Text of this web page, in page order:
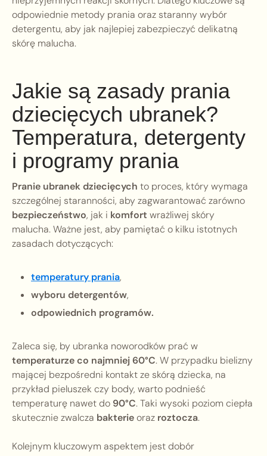
odpowiednie metody prania oraz staranny wybór
detergentu, aby jak najlepiej zabezpieczyć delikatną
skórę malucha.
Jakie są zasady prania
dziecięcych ubranek?
Temperatura, detergenty
i programy prania
Pranie ubranek dziecięcych to proces, który wymaga
szczególnej staranności, aby zagwarantować zarówno
bezpieczeństwo, jak i komfort wrażliwej skóry
malucha. Ważne jest, aby pamiętać o kilku istotnych
zasadach dotyczących:
temperatury prania,
wyboru detergentów,
odpowiednich programów.
Zaleca się, by ubranka noworodków prać w
temperaturze co najmniej 60°C. W przypadku bielizny
mającej bezpośredni kontakt ze skórą dziecka, na
przykład pieluszek czy body, warto podnieść
temperaturę nawet do 90°C. Taki wysoki poziom ciepła
skutecznie zwalcza bakterieoraz roztocza.
Kolejnym kluczowym aspektem jest dobór